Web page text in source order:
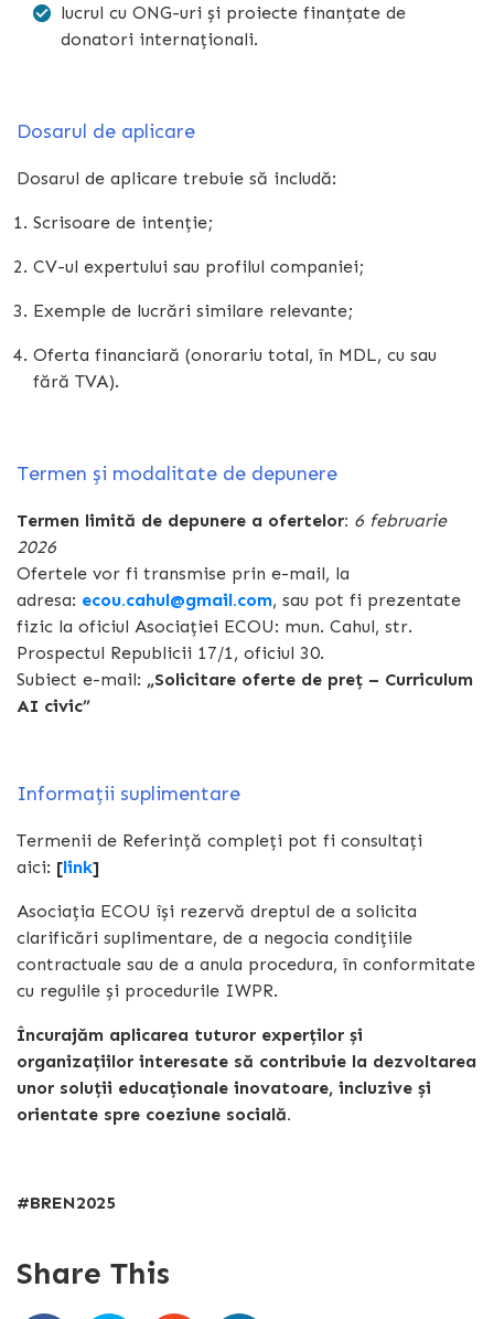
lucrul cu ONG-uri și proiecte finanțate de
donatori internaționali.
Dosarul de aplicare
Dosarul de aplicare trebuie să includă:
Scrisoare de intenție;
CV-ul expertului sau profilul companiei;
Exemple de lucrări similare relevante;
Oferta financiară (onorariu total, în MDL, cu sau
fără TVA).
Termen și modalitate de depunere
Termen limită de depunere a ofertelor: 6 februarie
2026
Ofertele vor fi transmise prin e-mail, la
adresa: ecou.cahul@gmail.com, sau pot fi prezentate
fizic la oficiul Asociației ECOU: mun. Cahul, str.
Prospectul Republicii 17/1, oficiul 30.
Subiect e-mail: „Solicitare oferte de preț – Curriculum
AI civic”
Informații suplimentare
Termenii de Referință compleți pot fi consultați
aici: [link]
Asociația ECOU își rezervă dreptul de a solicita
clarificări suplimentare, de a negocia condițiile
contractuale sau de a anula procedura, în conformitate
cu regulile și procedurile IWPR.
Încurajăm aplicarea tuturor experților și
organizațiilor interesate să contribuie la dezvoltarea
unor soluții educaționale inovatoare, incluzive și
orientate spre coeziune socială.
#BREN2025
Share This